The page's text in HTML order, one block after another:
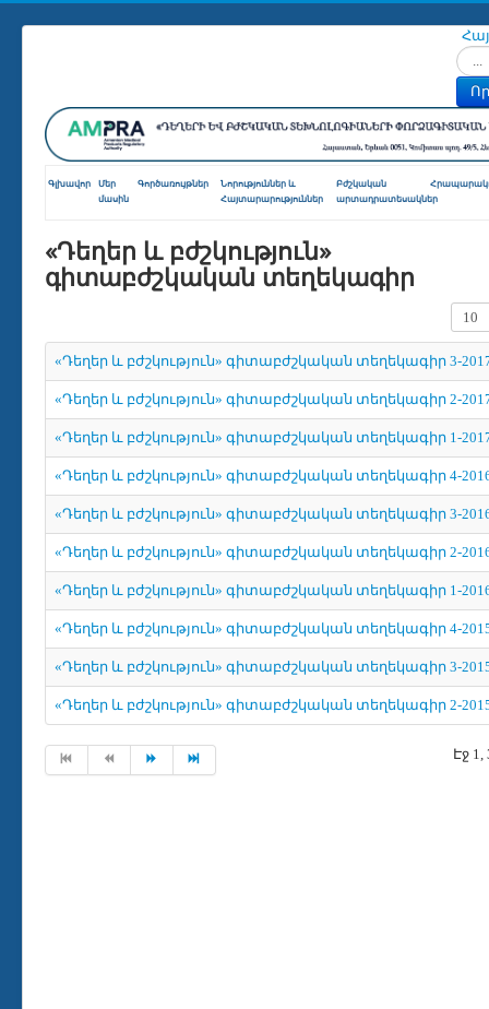
Գլխավոր
Մեր
մասին
Գործառույթներ
Նորություններ և
Հայտարարություններ
Բժշկական
արտադրատեսակներ
«Դեղեր և բժշկություն»
գիտաբժշկական տեղեկագիր
«Դեղեր և բժշկություն» գիտաբժշկական տեղեկագիր 3-
«Դեղեր և բժշկություն» գիտաբժշկական տեղեկագիր 2-
«Դեղեր և բժշկություն» գիտաբժշկական տեղեկագիր 1-
«Դեղեր և բժշկություն» գիտաբժշկական տեղեկագիր 4-
«Դեղեր և բժշկություն» գիտաբժշկական տեղեկագիր 3-
«Դեղեր և բժշկություն» գիտաբժշկական տեղեկագիր 2-
«Դեղեր և բժշկություն» գիտաբժշկական տեղեկագիր 1-
«Դեղեր և բժշկություն» գիտաբժշկական տեղեկագիր 4-
«Դեղեր և բժշկություն» գիտաբժշկական տեղեկագիր 3-
«Դեղեր և բժշկություն» գիտաբժշկական տեղեկագիր 2-
Էջ 1,